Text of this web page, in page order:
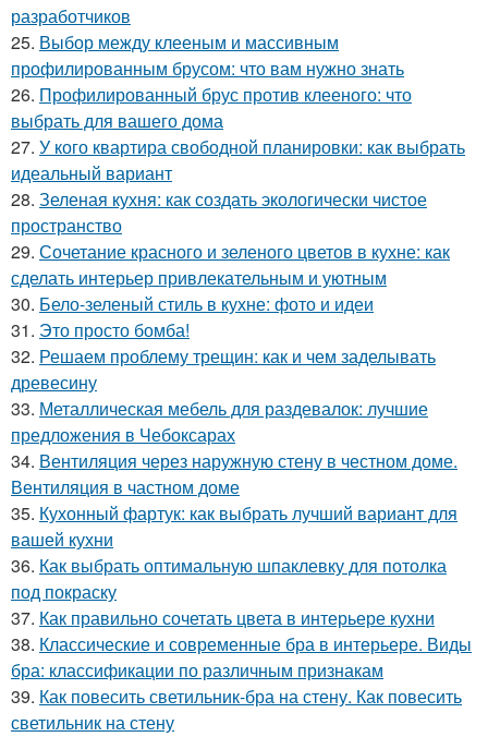
разработчиков
25. Выбор между клееным и массивным
профилированным брусом: что вам нужно знать
26. Профилированный брус против клееного: что
выбрать для вашего дома
27. У кого квартира свободной планировки: как выбрать
идеальный вариант
28. Зеленая кухня: как создать экологически чистое
пространство
29. Сочетание красного и зеленого цветов в кухне: как
сделать интерьер привлекательным и уютным
30. Бело-зеленый стиль в кухне: фото и идеи
31. Это просто бомба!
32. Решаем проблему трещин: как и чем заделывать
древесину
33. Металлическая мебель для раздевалок: лучшие
предложения в Чебоксарах
34. Вентиляция через наружную стену в честном доме.
Вентиляция в частном доме
35. Кухонный фартук: как выбрать лучший вариант для
вашей кухни
36. Как выбрать оптимальную шпаклевку для потолка
под покраску
37. Как правильно сочетать цвета в интерьере кухни
38. Классические и современные бра в интерьере. Виды
бра: классификации по различным признакам
39. Как повесить светильник-бра на стену. Как повесить
светильник на стену